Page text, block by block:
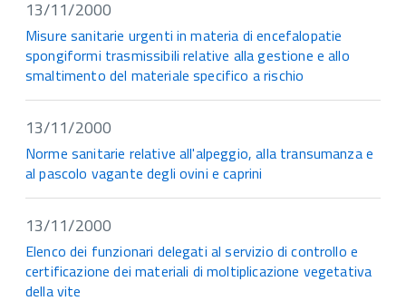
13/11/2000
Misure sanitarie urgenti in materia di encefalopatie
spongiformi trasmissibili relative alla gestione e allo
smaltimento del materiale specifico a rischio
13/11/2000
Norme sanitarie relative all'alpeggio, alla transumanza e
al pascolo vagante degli ovini e caprini
13/11/2000
Elenco dei funzionari delegati al servizio di controllo e
certificazione dei materiali di moltiplicazione vegetativa
della vite